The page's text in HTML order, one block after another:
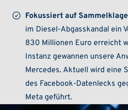
Fokussiert auf
im Diesel-Abgasskandal ein
830 Millionen Euro erreicht
Instanz gewannen unsere
Mercedes. Aktuell wird eine
des Facebook-Datenlecks
Meta geführt.